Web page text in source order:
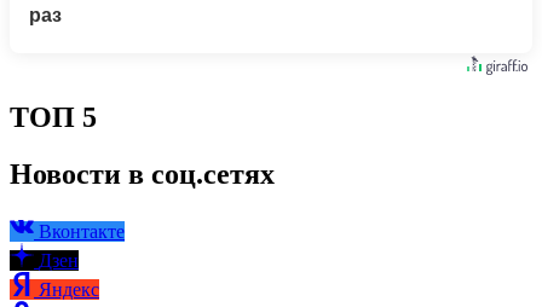
раз
ТОП 5
Новости в соц.сетях
Вконтакте
Дзен
Яндекс